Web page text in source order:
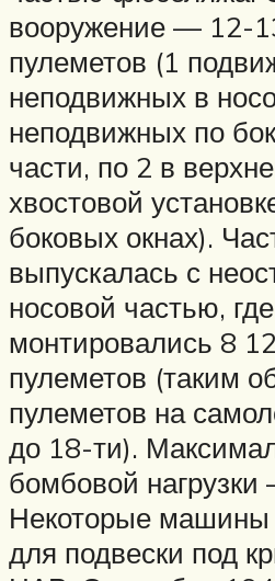
вооружение — 12-
пулеметов (1
неподвижных в
неподвижных по
части, по 2 в
хвостовой
боковых окнах).
выпускалась с
носовой частью, где
монтировались 8
пулеметов (таким
пулеметов на
до 18-ти).
бомбовой нагрузки
Некоторые машины
для подвески под